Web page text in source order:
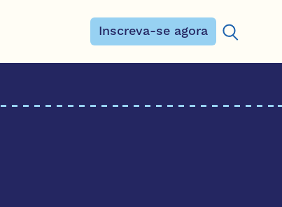
Inscreva-se agora
Procurar: